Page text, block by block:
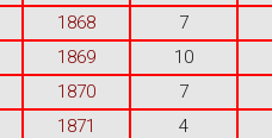
1868
7
1869
10
1870
7
1871
4